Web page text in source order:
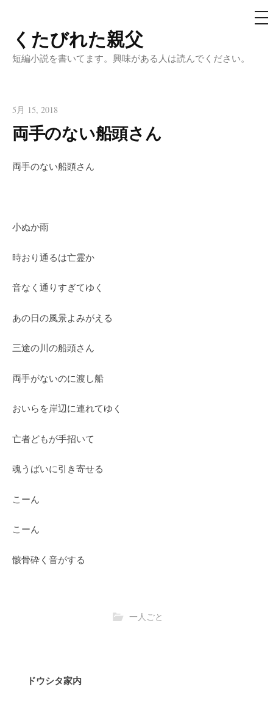
コ
ン
へ
ス
ッ
くたびれた親父
短編小説を書いてます。興味がある人は読んでください。
メ
ニ
5月 15, 2018
両手のない船頭さん
両手のない船頭さん
小ぬか雨
時おり通るは亡霊か
音なく通りすぎてゆく
あの日の風景よみがえる
三途の川の船頭さん
両手がないのに渡し船
おいらを岸辺に連れてゆく
亡者どもが手招いて
魂うばいに引き寄せる
こーん
こーん
骸骨砕く音がする
一人ごと
ドウシタ家内